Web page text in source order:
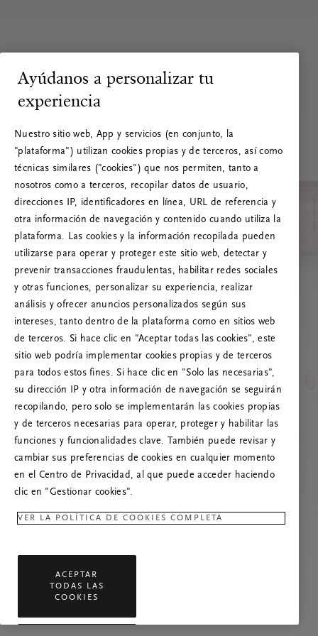
RITUALS 500
¡Vaya! Error de servidor
Prueba a actualizar esta página o, si el
problema persiste, ponte en contacto con
nosotros.
Ayúdanos a personalizar tu
experiencia
Nuestro sitio web, App y servicios (en conjunto, la
"plataforma") utilizan cookies propias y de terceros, así como
técnicas similares ("cookies") que nos permiten, tanto a
nosotros como a terceros, recopilar datos de usuario,
direcciones IP, identificadores en línea, URL de referencia y
otra información de navegación y contenido cuando utiliza la
plataforma. Las cookies y la información recopilada pueden
utilizarse para operar y proteger este sitio web, detectar y
prevenir transacciones fraudulentas, habilitar redes sociales
y otras funciones, personalizar su experiencia, realizar
análisis y ofrecer anuncios personalizados según sus
intereses, tanto dentro de la plataforma como en sitios web
de terceros. Si hace clic en "Aceptar todas las cookies", este
sitio web podría implementar cookies propias y de terceros
para todos estos fines. Si hace clic en "Solo las necesarias",
su dirección IP y otra información de navegación se seguirán
recopilando, pero solo se implementarán las cookies propias
y de terceros necesarias para operar, proteger y habilitar las
funciones y funcionalidades clave. También puede revisar y
cambiar sus preferencias de cookies en cualquier momento
en el Centro de Privacidad, al que puede acceder haciendo
clic en "Gestionar cookies".
VER LA POLÍTICA DE COOKIES COMPLETA
ACEPTAR
TODAS LAS
COOKIES